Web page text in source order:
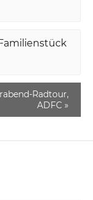
Radtour,
ADFC »